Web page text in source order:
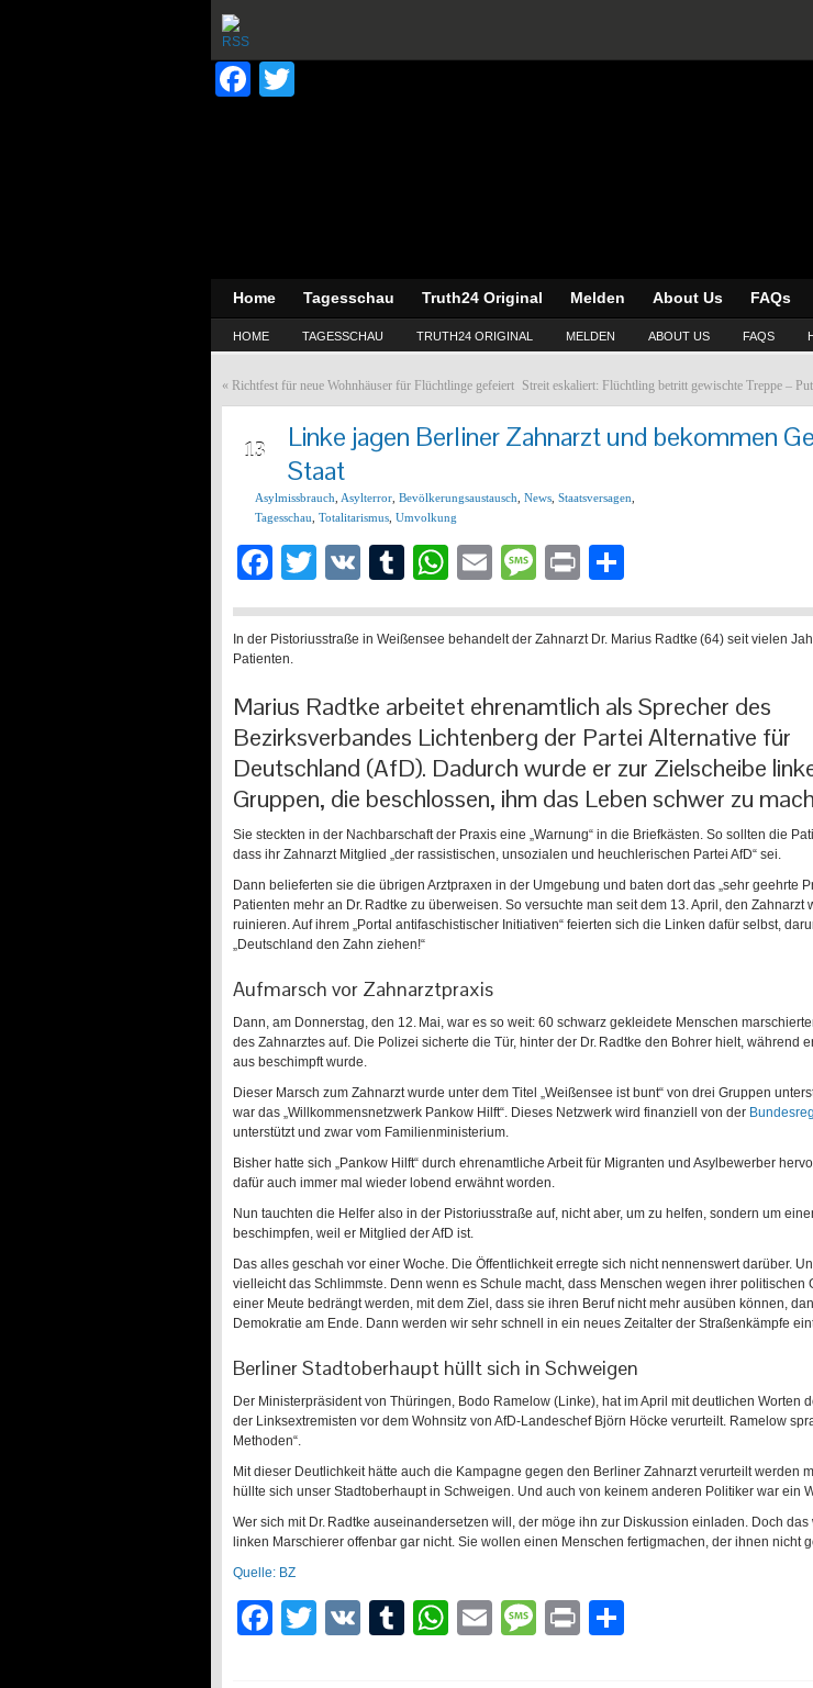
Facebook
Home Tagesschau Truth24 Original Melden About Us FAQs
HOME TAGESSCHAU TRUTH24 ORIGINAL MELDEN ABOUT US FAQS
« Richtfest für neue Wohnhäuser für Flüchtlinge gefeiert Streit eskaliert: Flüchtling betritt gewischte Treppe –
13
Linke jagen Berliner Zahnarzt und bekommen
Staat
Asylmissbrauch Asylterror Bevölkerungsaustausch News Staatsversagen
Tagesschau Totalitarismus Umvolkung
Facebook
Twitter
VK Tumblr
WhatsApp
EmailMessage
Print
In der Pistoriusstraße in Weißensee behandelt der Zahnarzt Dr. Marius Radtke (64) seit vielen
Patienten.
Marius Radtke arbeitet ehrenamtlich als Sprecher des
Bezirksverbandes Lichtenberg der Partei Alternative für
Deutschland (AfD). Dadurch wurde er zur Zielscheibe
Gruppen, die beschlossen, ihm das Leben schwer zu
Sie steckten in der Nachbarschaft der Praxis eine „Warnung“ in die Briefkästen. So sollten die
dass ihr Zahnarzt Mitglied „der rassistischen, unsozialen und heuchlerischen Partei AfD“ sei.
Dann belieferten sie die übrigen Arztpraxen in der Umgebung und baten dort das „sehr geehrte
Patienten mehr an Dr. Radtke zu überweisen. So versuchte man seit dem 13. April, den Zahnarzt
ruinieren. Auf ihrem „Portal antifaschistischer Initiativen“ feierten sich die Linken dafür selbst,
„Deutschland den Zahn ziehen!“
Aufmarsch vor Zahnarztpraxis
Dann, am Donnerstag, den 12. Mai, war es so weit: 60 schwarz gekleidete Menschen
des Zahnarztes auf. Die Polizei sicherte die Tür, hinter der Dr. Radtke den Bohrer hielt, während
aus beschimpft wurde.
Dieser Marsch zum Zahnarzt wurde unter dem Titel „Weißensee ist bunt“ von drei Gruppen
war das „Willkommensnetzwerk Pankow Hilft“. Dieses Netzwerk wird finanziell von der
unterstützt und zwar vom Familienministerium.
Bisher hatte sich „Pankow Hilft“ durch ehrenamtliche Arbeit für Migranten und Asylbewerber
dafür auch immer mal wieder lobend erwähnt worden.
Nun tauchten die Helfer also in der Pistoriusstraße auf, nicht aber, um zu helfen, sondern um
beschimpfen, weil er Mitglied der AfD ist.
Das alles geschah vor einer Woche. Die Öffentlichkeit erregte sich nicht nennenswert darüber.
vielleicht das Schlimmste. Denn wenn es Schule macht, dass Menschen wegen ihrer politischen
einer Meute bedrängt werden, mit dem Ziel, dass sie ihren Beruf nicht mehr ausüben können,
Demokratie am Ende. Dann werden wir sehr schnell in ein neues Zeitalter der Straßenkämpfe
Berliner Stadtoberhaupt hüllt sich in Schweigen
Der Ministerpräsident von Thüringen, Bodo Ramelow (Linke), hat im April mit deutlichen Worten
der Linksextremisten vor dem Wohnsitz von AfD-Landeschef Björn Höcke verurteilt. Ramelow
Methoden“.
Mit dieser Deutlichkeit hätte auch die Kampagne gegen den Berliner Zahnarzt verurteilt werden
hüllte sich unser Stadtoberhaupt in Schweigen. Und auch von keinem anderen Politiker war ein
Wer sich mit Dr. Radtke auseinandersetzen will, der möge ihn zur Diskussion einladen. Doch
linken Marschierer offenbar gar nicht. Sie wollen einen Menschen fertigmachen, der ihnen nicht
Quelle: BZ
Facebook
Twitter
VK Tumblr
WhatsApp
EmailMessage
Print